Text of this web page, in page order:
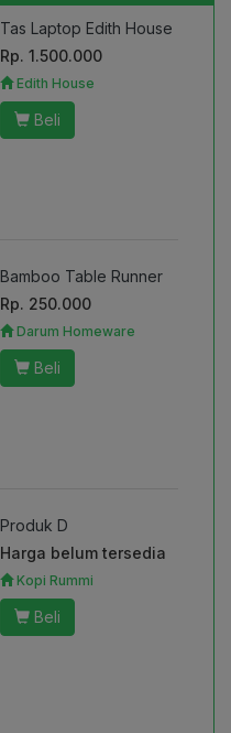
Tas Laptop Edith House
Rp. 1.500.000
Edith House
Beli
Bamboo Table Runner
Rp. 250.000
Darum Homeware
Beli
Produk D
Harga belum tersedia
Kopi Rummi
Beli